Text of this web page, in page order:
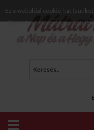
Ez a weboldal cookie-kat
biztosítani. Weboldalunkon